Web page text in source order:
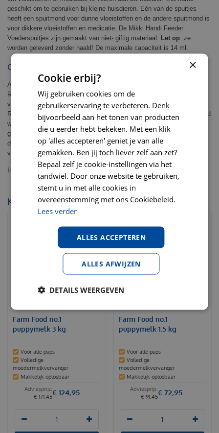
geschikt om te gebruiken bij kleine huisdieren. Eén van de spuitjes
heeft een spuitmond voor dunne vloeistoffen en de andere spuitmond is
voor dikkere vloeistoffen en medicatie. De Mikki Handi Feeder
Voederspuitjes zijn gemaakt van niet- giftig materiaal. Let op: ze
worden geleverd zonder naald! De maximale capaciteit is 14 ml.
GEBRUIKSADVIES EN VEILIGHEID
Als u medicatie geeft, dubbel-check dan of u de juiste dosering geeft.
Richt het voedingsspuitje op de wang van het dier om morsen te
voorkomen en spuit langzaam en voorzichtig de vloeistof in de bek.
Reinig de voedingsspuitjes goed na elk gebruik, ze kunnen met de hand
worden afgewassen of worden gereinigd in de vaatwasser. Spoel ze
goed na, zodat er geen schoonmaakmiddelen in achterblijven. Vervang
de voederspuitjes als ze stuk zijn, om schade voor uw huisdier te
voorkomen. Buiten bereik van kinderen bewaren.
Inhoud: 2 stuks
KIJK OOK EENS NAAR:
Farm Food no.1
puppymelk 3 kg
Voor alle pups
Volledige
moedermelkvervanger
Makkelijk oplosbaar
€ 171,45€ 124,95
Farm Food no.1
puppymelk 1.5 kg
Voor alle pups
Volledige
moedermelkvervanger
Makkelijk oplosbaar
€ 91,45€ 72,95
×
Cookie erbij?
Wij gebruiken cookies om de
gebruikerservaring te verbeteren. Denk
bijvoorbeeld aan het tonen van producten
die u eerder hebt bekeken. Met een klik
op 'alles accepteren' geniet je van alle
gemakken. Ben jij toch liever zelf aan zet?
Bepaal zelf je cookie-instellingen via het
tandwiel. Door onze website te gebruiken,
stemt u in met alle cookies in
overeenstemming met ons Cookiebeleid.
Lees verder
ALLES ACCEPTEREN
ALLES AFWIJZEN
DETAILS WEERGEVEN